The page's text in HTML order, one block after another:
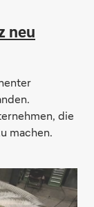
neu
die
machen.